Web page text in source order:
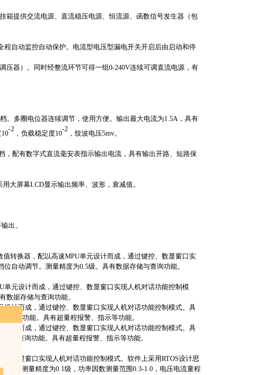
箱提供交流电源、直流稳压电源、恒流源、函数信号发生器（包
自动监控自动保护。电流型电压型漏电开关开启后由启动和停
压器）。同时经整流环节可得一组0-240V连续可调直流电源，有
。多圈电位器连续调节，使用方便。输出最大电流为1.5A，具有
-2
，负载稳定度10
-2
，纹波电压5mv。
，配有数字式直流毫安表指示输出电流，具有输出开路、短路保
大屏幕LCD显示输出频率、波形，衰减值。
出。
转换器，配以高速MPU单元设计而成，通过键控、数显窗口实
自动调节。测量精度为0.5级。具有数据存储与查询功能。
单元设计而成，通过键控、数显窗口实现人机对话功能控制模
数据存储与查询功能。
计而成，通过键控、数显窗口实现人机对话功能控制模式。具
查询功能。具有超量程报警、指示等功能。
计而成，通过键控、数显窗口实现人机对话功能控制模式。具
与查询功能。具有超量程报警、指示等功能。
数显窗口实现人机对话功能控制模式。软件上采用RTOS设计思
功率测量精度为0.1级，功率因数测量范围0.3-1.0，电压电流量程